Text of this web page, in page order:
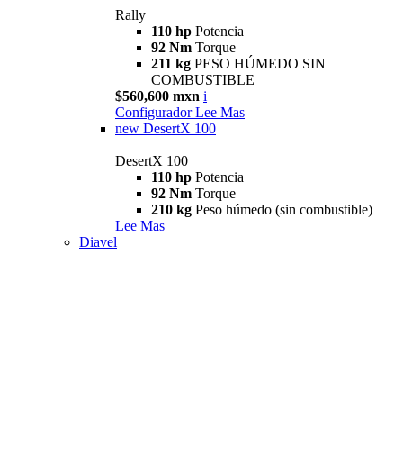
Rally
110 hp Potencia
92 Nm Torque
211 kg PESO HÚMEDO SIN
COMBUSTIBLE
$560,600 mxn i
Configurador Lee Mas
new DesertX 100
DesertX 100
110 hp Potencia
92 Nm Torque
210 kg Peso húmedo (sin combustible)
Lee Mas
Diavel